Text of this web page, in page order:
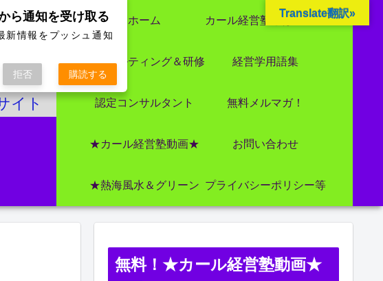
イト
ホーム カール経営塾とは 大前研一氏にビジネス教育界最強講師陣として選ばれました
コンサルティング＆研修 経営学用語集
認定コンサルタント 無料メルマガ！
★カール経営塾動画★ お問い合わせ
★熱海風水＆グリーン プライバシーポリシー等
無料！★カール経営塾動画★
Translate翻訳»
ら通知を受け取る
情報をプッシュ通知
拒否 購読する